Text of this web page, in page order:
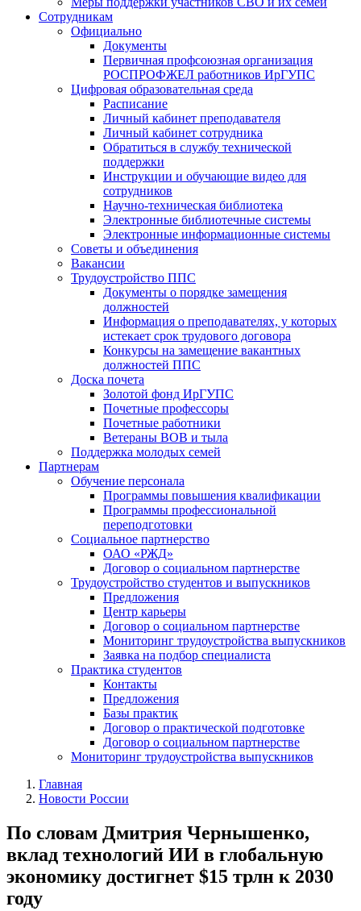
Сотрудникам
Официально
Документы
Первичная профсоюзная организация
РОСПРОФЖЕЛ работников ИрГУПС
Цифровая образовательная среда
Расписание
Личный кабинет преподавателя
Личный кабинет сотрудника
Обратиться в службу технической
поддержки
Инструкции и обучающие видео для
сотрудников
Научно-техническая библиотека
Электронные библиотечные системы
Электронные информационные системы
Советы и объединения
Вакансии
Трудоустройство ППС
Документы о порядке замещения
должностей
Информация о преподавателях, у которых
истекает срок трудового договора
Конкурсы на замещение вакантных
должностей ППС
Доска почета
Золотой фонд ИрГУПС
Почетные профессоры
Почетные работники
Ветераны ВОВ и тыла
Поддержка молодых семей
Партнерам
Обучение персонала
Программы повышения квалификации
Программы профессиональной
переподготовки
Социальное партнерство
ОАО «РЖД»
Договор о социальном партнерстве
Трудоустройство студентов и выпускников
Предложения
Центр карьеры
Договор о социальном партнерстве
Мониторинг трудоустройства выпускников
Заявка на подбор специалиста
Практика студентов
Контакты
Предложения
Базы практик
Договор о практической подготовке
Договор о социальном партнерстве
Мониторинг трудоустройства выпускников
Главная
Новости России
По словам Дмитрия Чернышенко,
вклад технологий ИИ в глобальную
экономику достигнет $15 трлн к 2030
году